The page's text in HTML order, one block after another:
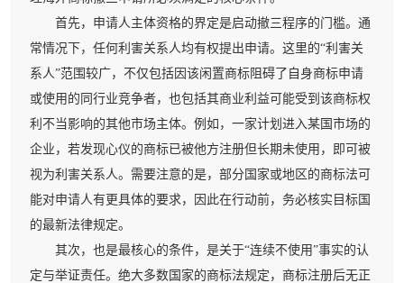
首先，申请人主体资格的界定是启动撤三程序的门槛。通
常情况下，任何利害关系人均有权提出申请。这里的“利害关
系人”范围较广，不仅包括因该闲置商标阻碍了自身商标申请
或使用的同行业竞争者，也包括其商业利益可能受到该商标权
利不当影响的其他市场主体。例如，一家计划进入某国市场的
企业，若发现心仪的商标已被他方注册但长期未使用，即可被
视为利害关系人。需要注意的是，部分国家或地区的商标法可
能对申请人有更具体的要求，因此在行动前，务必核实目标国
的最新法律规定。
其次，也是最核心的条件，是关于“连续不使用”事实的认
定与举证责任。绝大多数国家的商标法规定，商标注册后无正